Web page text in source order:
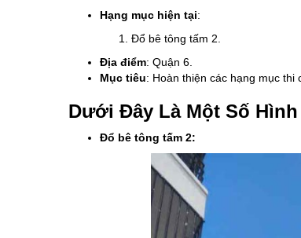
Hạng mục hiện tại:
Đổ bê tông tấm 2.
Địa điểm: Quận 6.
Mục tiêu: Hoàn thiện các hạng mục thi
Dưới Đây Là Một Số
Đổ bê tông tấm 2: